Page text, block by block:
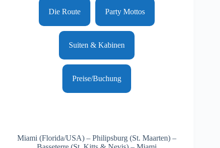
Die Route Party Mottos
Suiten & Kabinen
Preise/Buchung
Miami (Florida/USA) – Philipsburg (St. Maarten) –